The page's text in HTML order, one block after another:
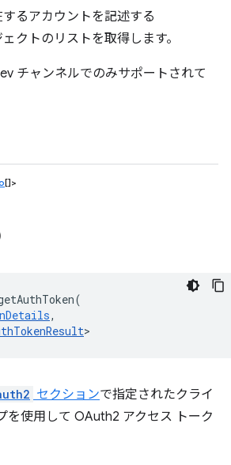
るアカウントを記述する
クトのリストを取得します。
チャンネルでのみサポートされて
[]>
(
,
>
セクションで指定されたクライ
を使用して OAuth2 アクセス トーク